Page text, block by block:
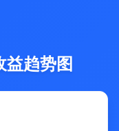
趋势图